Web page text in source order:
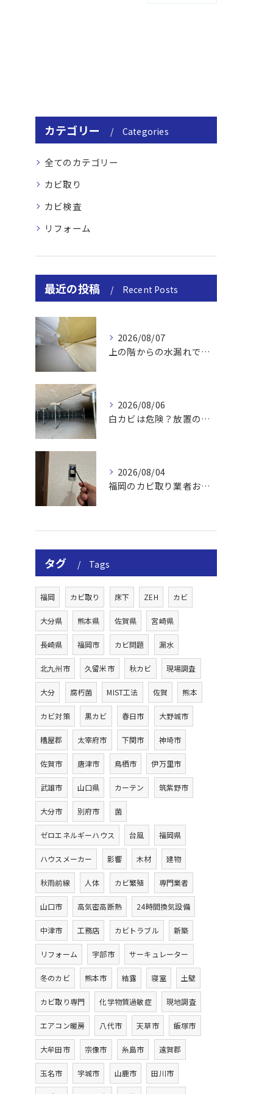
カテゴリー Categories
全てのカテゴリー
カビ取り
カビ検査
リフォーム
最近の投稿 Recent Posts
2026/08/07
上の階からの水漏れでカビ｜対処法と業者
2026/08/06
白カビは危険？放置のリスクと取り方
2026/08/04
福岡のカビ取り業者おすすめの選び方と費用
タグ Tags
福岡 カビ取り 床下 ZEH カビ
大分県 熊本県 佐賀県 宮崎県
長崎県 福岡市 カビ問題 漏水
北九州市 久留米市 秋カビ 現場調査
大分 腐朽菌 MIST工法 佐賀 熊本
カビ対策 黒カビ 春日市 大野城市
糟屋郡 太宰府市 下関市 神埼市
佐賀市 唐津市 鳥栖市 伊万里市
武雄市 山口県 カーテン 筑紫野市
大分市 別府市 菌
ゼロエネルギーハウス 台風 福岡県
ハウスメーカー 影響 木材 建物
秋雨前線 人体 カビ繁殖 専門業者
山口市 高気密高断熱 24時間換気設備
中津市 工務店 カビトラブル 新築
リフォーム 宇部市 サーキュレーター
冬のカビ 熊本市 結露 寝室 土壁
カビ取り専門 化学物質過敏症 現地調査
エアコン暖房 八代市 天草市 飯塚市
大牟田市 宗像市 糸島市 遠賀郡
玉名市 宇城市 山鹿市 田川市